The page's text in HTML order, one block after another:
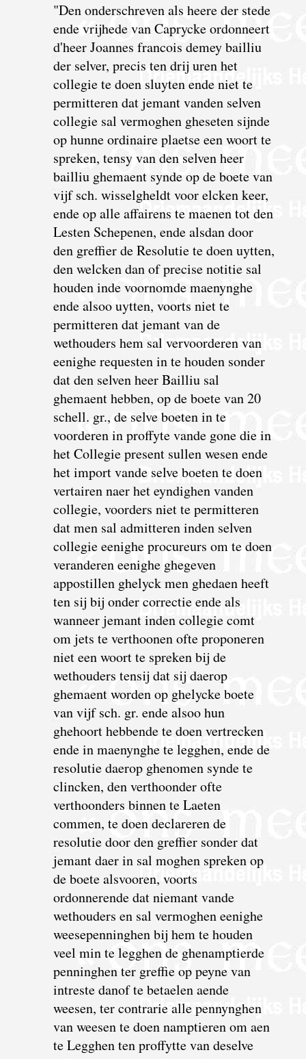
"Den onderschreven als heere der stede
ende vrijhede van Caprycke ordonneert
d'heer Joannes francois demey bailliu
der selver, precis ten drij uren het
collegie te doen sluyten endeniet te
permitteren dat jemant vanden selven
collegie sal vermoghen gheseten sijnde
op hunne ordinaire plaetse een woort te
spreken, tensy van den selven heer
bailliu ghemaent synde op de boete van
vijf sch. wisselgheldt voor elcken keer,
ende op alle affairens te maenen tot den
Lesten Schepenen, ende alsdan door
den greffier de Resolutie te doen uytten,
den welcken dan of precise notitie sal
houden inde voornomde maenynghe
ende alsoo uytten, voorts niet te
permitteren dat jemant van de
wethouders hem sal vervoorderen van
eenighe requesten in te houden sonder
dat den selven heer Bailliu sal
ghemaent hebben, op de boete van 20
schell. gr., de selve boeten in te
voorderen in proffyte vande gone die in
het Collegie present sullen wesen ende
het import vande selve boeten te doen
vertairen naer het eyndighen vanden
collegie, voorders niet te permitteren
dat men sal admitteren inden selven
collegie eenighe procureurs om te doen
veranderen eenighe ghegeven
appostillen ghelyck men ghedaen heeft
ten sij bij onder correctie ende als
wanneer jemant inden collegie comt
om jets te verthoonen ofte proponeren
niet een woort te spreken bij de
wethouders tensij dat sij daerop
ghemaent worden op ghelycke boete
van vijf sch. gr. ende alsoo hun
ghehoort hebbende te doen vertrecken
ende in maenynghe te legghen, ende de
resolutie daerop ghenomen synde te
clincken, den verthoonder ofte
verthoonders binnen te Laeten
commen, te doen declareren de
resolutie door den greffier sonder dat
jemant daer in sal moghen spreken op
de boete alsvooren, voorts
ordonnerende dat niemant vande
wethouders en sal vermoghen eenighe
weesepenninghen bij hem te houden
veel min te legghen de ghenamptierde
penninghen ter greffie op peyne van
intreste danof te betaelen aende
weesen, ter contrarie alle pennynghen
van weesen te doen namptieren om aen
te Legghen ten proffytte van deselve